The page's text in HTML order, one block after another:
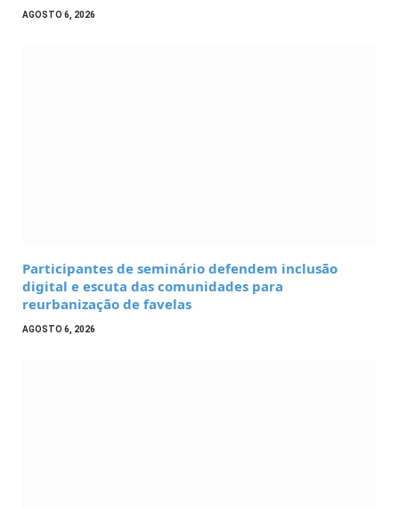
AGOSTO 6, 2026
Participantes de seminário defendem inclusão
digital e escuta das comunidades para
reurbanização de favelas
AGOSTO 6, 2026